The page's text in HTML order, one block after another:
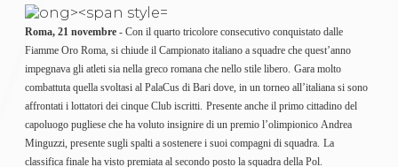
Albi Federali
Arbitri
Lotta
La disciplina
News
Gare e Risultati
Attività Didattica
Albi Federali
Karate
Roma, 21 novembre - Con il quarto tricolore consecutivo conquistato dalle
Fiamme Oro Roma, si chiude il Campionato italiano a squadre che quest’anno
impegnava gli atleti sia nella greco romana che nello stile libero. Gara molto
combattuta quella svoltasi al PalaCus di Bari dove, in un torneo all’italiana si sono
affrontati i lottatori dei cinque Club iscritti. Presente anche il primo cittadino del
capoluogo pugliese che ha voluto insignire di un premio l’olimpionico Andrea
Minguzzi, presente sugli spalti a sostenere i suoi compagni di squadra. La
classifica finale ha visto premiata al secondo posto la squadra della Pol.